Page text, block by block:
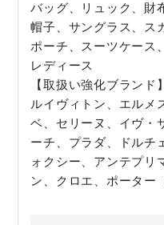
バッグ、リュック、財
帽子、サングラス、ス
ポーチ、スーツケース
レディース
【取扱い強化ブランド】
ルイヴィトン、エルメ
ベ、セリーヌ、イヴ・
ーチ、プラダ、ドルチ
ォクシー、アンテプリ
ン、クロエ、ポーター